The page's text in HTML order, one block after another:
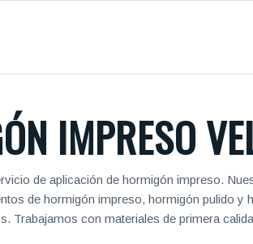
IMPRESO
de aplicación de hormigón impreso.
de hormigón impreso, hormigón pulido
Trabajamos con materiales de primera